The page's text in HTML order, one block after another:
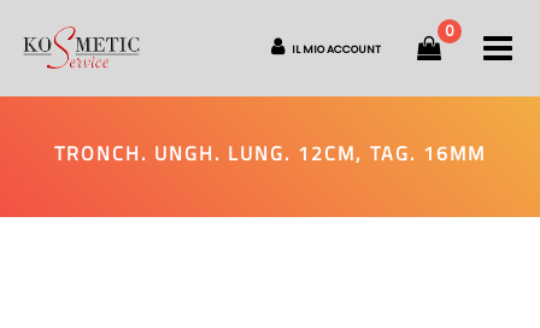
IL MIO ACCOUNT
0
TRONCH. UNGH. LUNG. 12CM, TAG. 16MM